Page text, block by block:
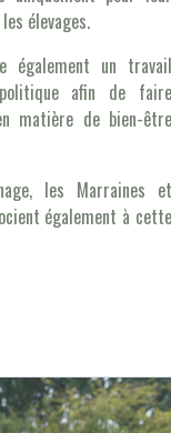
élevages.
également un travail
afin de faire
matière de bien-être
les Marraines et
également à cette